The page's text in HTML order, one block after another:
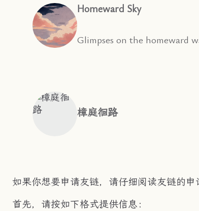
Homeward Sky
Glimpses on the homeward
樟庭徊路
如果你想要申请友链，请仔细阅读友链的
首先，请按如下格式提供信息：